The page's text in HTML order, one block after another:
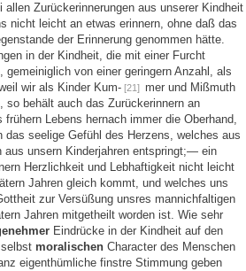
allen Zurückerinnerungen aus unserer Kindheit
nicht leicht an etwas erinnern, ohne daß das
der Erinnerung genommen hätte.
in der Kindheit, die mit einer Furcht
gemeiniglich von einer geringern Anzahl, als
wir als Kinder Kum- [21]
mer und Mißmuth
so behält auch das Zurückerinnern an
Lebens hernach immer die Oberhand,
das seelige Gefühl des Herzens, welches aus
aus unsern Kinderjahren entspringt;— ein
Herzlichkeit und Lebhaftigkeit nicht leicht
Jahren gleich kommt, und welches uns
zur Versüßung unsres mannichfaltigen
Jahren mitgetheilt worden ist. Wie sehr
Eindrücke in der Kindheit auf den
moralischen Character des Menschen
eigenthümliche finstre Stimmung geben